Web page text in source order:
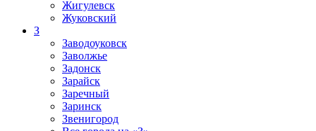
Жигулевск
Жуковский
З
Заводоуковск
Заволжье
Задонск
Зарайск
Заречный
Заринск
Звенигород